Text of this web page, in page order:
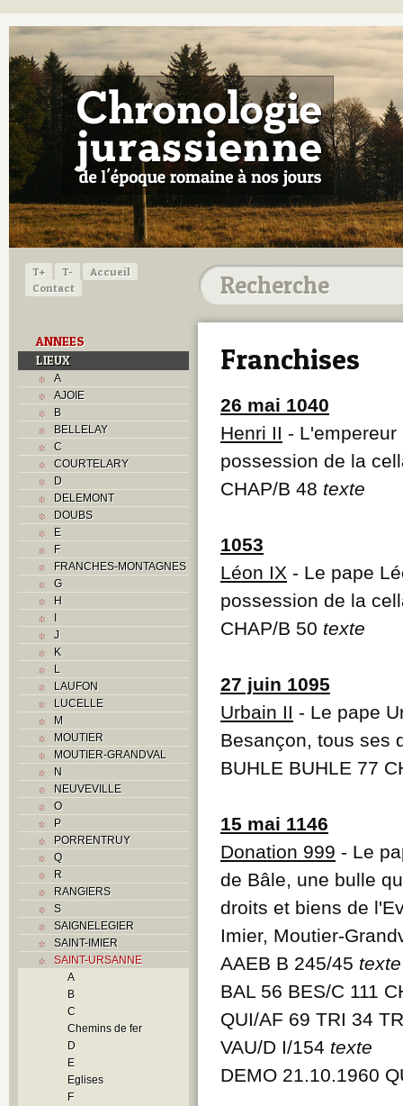
T+ T-
Accueil
Contact
ANNEES
LIEUX
A
AJOIE
B
BELLELAY
C
COURTELARY
D
DELEMONT
DOUBS
E
F
FRANCHES-MONTAGNES
G
H
I
J
K
L
LAUFON
LUCELLE
M
MOUTIER
MOUTIER-GRANDVAL
N
NEUVEVILLE
O
P
PORRENTRUY
Q
R
RANGIERS
S
SAIGNELEGIER
SAINT-IMIER
SAINT-URSANNE
A
B
C
Chemins de fer
D
E
Eglises
F
Franchises
26 mai 1040
Henri II -
possession de la
CHAP/B 48 texte
1053
Léon IX - Le pape
possession de la
CHAP/B 50 texte
27 juin 1095
Urbain II - Le pape
Besançon, tous ses
BUHLE BUHLE 77
15 mai 1146
Donation 999 - Le
de Bâle, une bulle
droits et biens de
Imier, Moutier-
AAEB B 245/45
BAL 56 BES/C 111
QUI/AF 69 TRI 34
VAU/D I/154 texte
DEMO 21.10.1960